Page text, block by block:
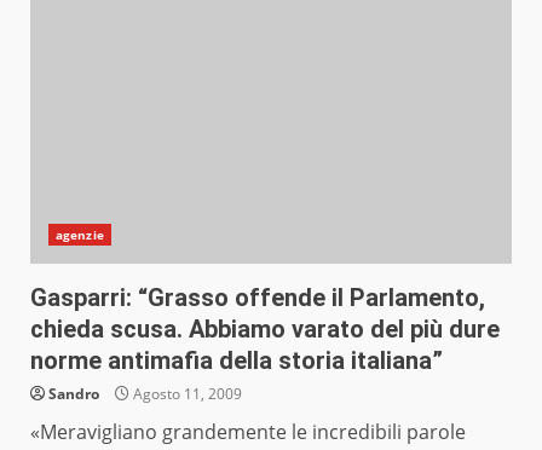
agenzie
Gasparri: “Grasso offende il Parlamento,
chieda scusa. Abbiamo varato del più dure
norme antimafia della storia italiana”
Sandro Agosto 11, 2009
«Meravigliano grandemente le incredibili parole